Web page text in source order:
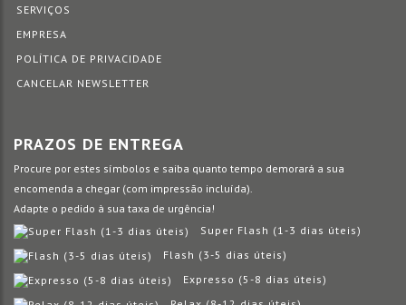
SERVIÇOS
EMPRESA
POLÍTICA DE PRIVACIDADE
CANCELAR NEWSLETTER
PRAZOS DE ENTREGA
Procure por estes símbolos e saiba quanto tempo demorará a sua
encomenda a chegar (com impressão incluída).
Adapte o pedido à sua taxa de urgência!
Super Flash (1-3 dias úteis)
Flash (3-5 dias úteis)
Expresso (5-8 dias úteis)